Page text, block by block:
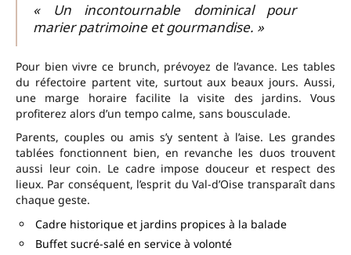
« Un incontournable dominical pour
marier patrimoine et gourmandise. »
Pour bien vivre ce brunch, prévoyez de l’avance. Les tables
du réfectoire partent vite, surtout aux beaux jours. Aussi,
une marge horaire facilite la visite des jardins. Vous
profiterez alors d’un tempo calme, sans bousculade.
Parents, couples ou amis s’y sentent à l’aise. Les grandes
tablées fonctionnent bien, en revanche les duos trouvent
aussi leur coin. Le cadre impose douceur et respect des
lieux. Par conséquent, l’esprit du Val-d’Oise transparaît dans
chaque geste.
Cadre historique et jardins propices à la balade
Buffet sucré-salé en service à volonté